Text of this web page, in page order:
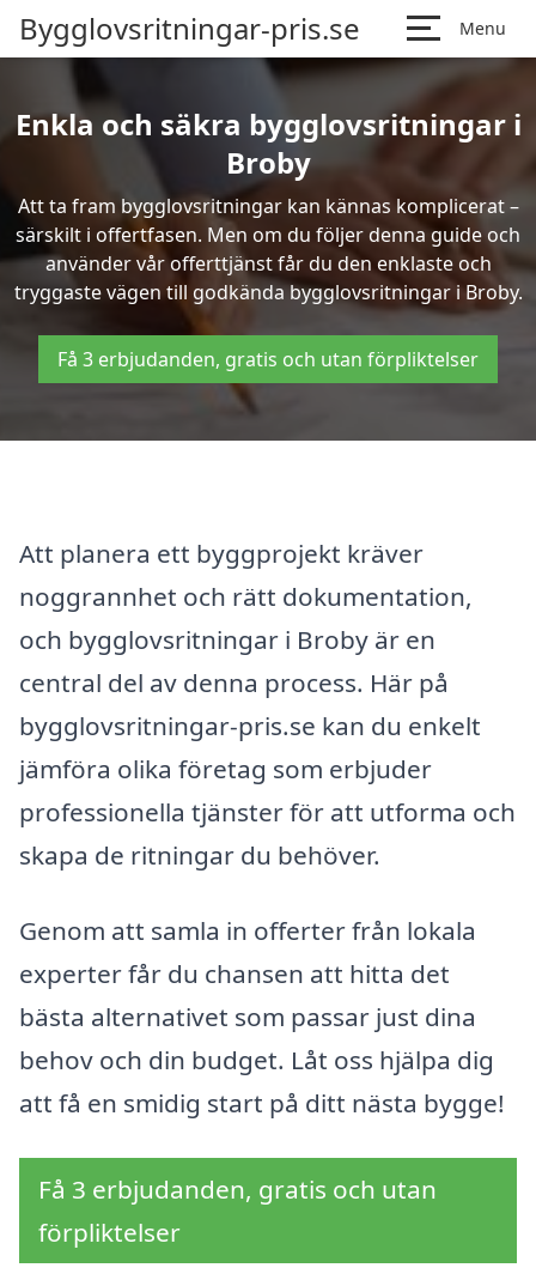
Bygglovsritningar-pris.se Menu
Enkla och säkra bygglovsritningar i
Broby
Att ta fram bygglovsritningar kan kännas komplicerat –
särskilt i offertfasen. Men om du följer denna guide och
använder vår offerttjänst får du den enklaste och
tryggaste vägen till godkända bygglovsritningar i Broby.
Få 3 erbjudanden, gratis och utan förpliktelser
Att planera ett byggprojekt kräver
noggrannhet och rätt dokumentation,
och bygglovsritningar i Broby är en
central del av denna process. Här på
bygglovsritningar-pris.se kan du enkelt
jämföra olika företag som erbjuder
professionella tjänster för att utforma och
skapa de ritningar du behöver.
Genom att samla in offerter från lokala
experter får du chansen att hitta det
bästa alternativet som passar just dina
behov och din budget. Låt oss hjälpa dig
att få en smidig start på ditt nästa bygge!
Få 3 erbjudanden, gratis och utan
förpliktelser